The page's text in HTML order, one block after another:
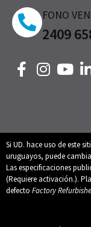
FONO
2409
Si UD. hace uso de este
uruguayos, puede
Las especificaciones
(Requiere activación.).
defecto Factory